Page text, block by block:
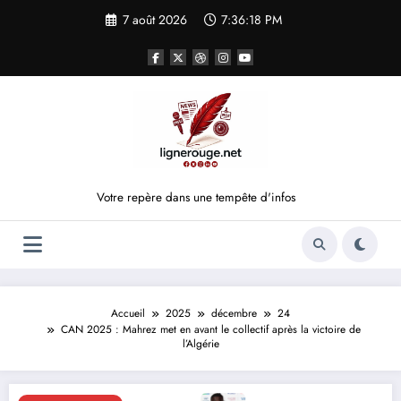
7 août 2026 7:36:18 PM
Votre repère dans une tempête d'infos
Accueil 2025 décembre
24
CAN 2025 : Mahrez met en avant le collectif après la victoire de
l’Algérie